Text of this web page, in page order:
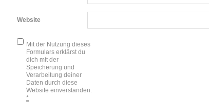
Website
Mit der Nutzung dieses
Formulars erklärst du
dich mit der
Speicherung und
Verarbeitung deiner
Daten durch diese
Website einverstanden.
*